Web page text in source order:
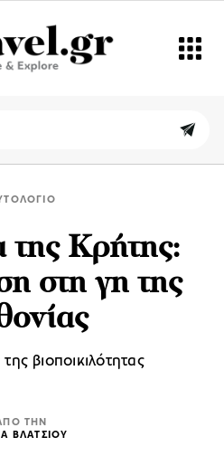
της Κρήτης:
στη γη της
βιοποικιλότητας
ΤΗΝ
ΒΛΑΤΣΙΟΥ